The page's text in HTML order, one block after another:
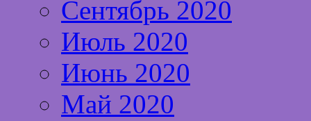
Сентябрь 2020
Июль 2020
Июнь 2020
Май 2020